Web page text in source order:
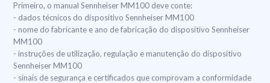
Primeiro, o manual Sennheiser MM100 deve conte:
- dados técnicos do dispositivo Sennheiser MM100
- nome do fabricante e ano de fabricação do dispositivo Sennheiser
MM100
- instruções de utilização, regulação e manutenção do dispositivo
Sennheiser MM100
- sinais de segurança e certificados que comprovam a conformidade